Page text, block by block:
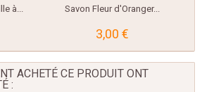
à... Savon Fleur d'Oranger...
3,00 €
ACHETÉ CE PRODUIT ONT
: